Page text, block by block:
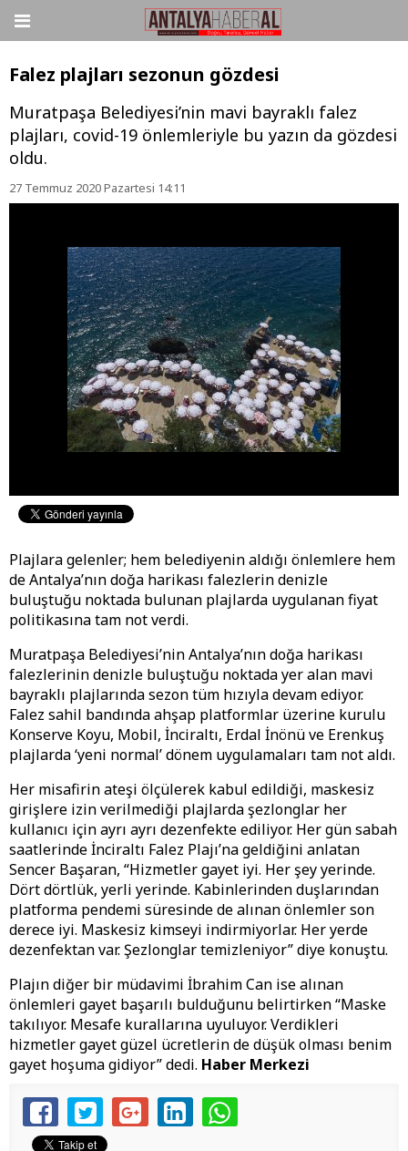
Falez plajları sezonun gözdesi
Muratpaşa Belediyesi’nin mavi bayraklı falez
plajları, covid-19 önlemleriyle bu yazın da gözdesi
oldu.
27 Temmuz 2020 Pazartesi 14:11
Plajlara gelenler; hem belediyenin aldığı önlemlere hem
de Antalya’nın doğa harikası falezlerin denizle
buluştuğu noktada bulunan plajlarda uygulanan fiyat
politikasına tam not verdi.
Muratpaşa Belediyesi’nin Antalya’nın doğa harikası
falezlerinin denizle buluştuğu noktada yer alan mavi
bayraklı plajlarında sezon tüm hızıyla devam ediyor.
Falez sahil bandında ahşap platformlar üzerine kurulu
Konserve Koyu, Mobil, İnciraltı, Erdal İnönü ve Erenkuş
plajlarda ‘yeni normal’ dönem uygulamaları tam not aldı.
Her misafirin ateşi ölçülerek kabul edildiği, maskesiz
girişlere izin verilmediği plajlarda şezlonglar her
kullanıcı için ayrı ayrı dezenfekte ediliyor. Her gün sabah
saatlerinde İnciraltı Falez Plajı’na geldiğini anlatan
Sencer Başaran, “Hizmetler gayet iyi. Her şey yerinde.
Dört dörtlük, yerli yerinde. Kabinlerinden duşlarından
platforma pendemi süresinde de alınan önlemler son
derece iyi. Maskesiz kimseyi indirmiyorlar. Her yerde
dezenfektan var. Şezlonglar temizleniyor” diye konuştu.
Plajın diğer bir müdavimi İbrahim Can ise alınan
önlemleri gayet başarılı bulduğunu belirtirken “Maske
takılıyor. Mesafe kurallarına uyuluyor. Verdikleri
hizmetler gayet güzel ücretlerin de düşük olması benim
gayet hoşuma gidiyor” dedi. Haber Merkezi